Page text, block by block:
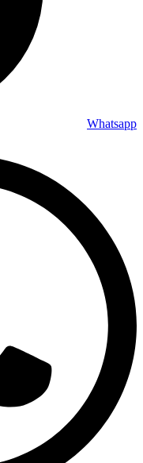
Whatsapp